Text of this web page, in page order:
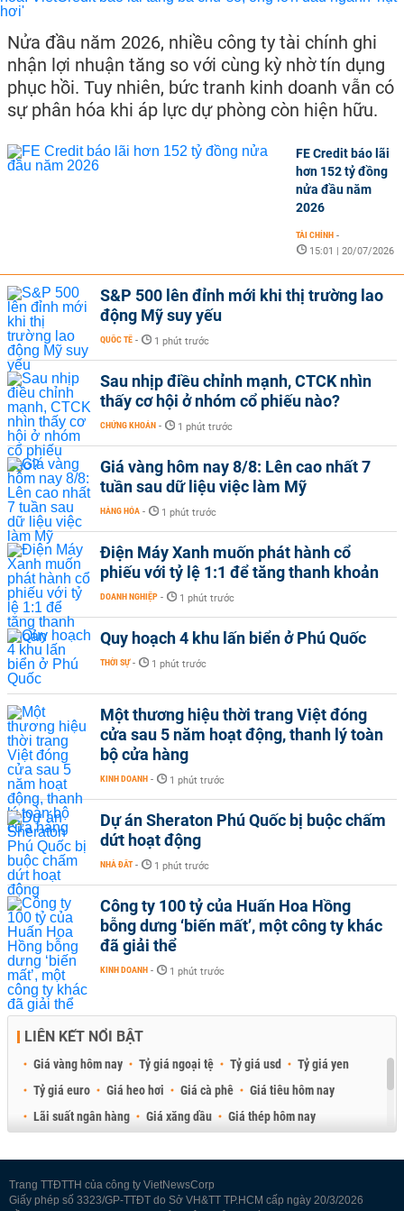
Nửa đầu năm 2026, nhiều công ty tài chính ghi
nhận lợi nhuận tăng so với cùng kỳ nhờ tín dụng
phục hồi. Tuy nhiên, bức tranh kinh doanh vẫn có
sự phân hóa khi áp lực dự phòng còn hiện hữu.
FE Credit báo lãi
hơn 152 tỷ đồng
nửa đầu năm
2026
TÀI CHÍNH -
15:01 | 20/07/2026
S&P 500 lên đỉnh mới khi thị trường lao
động Mỹ suy yếu
QUỐC TẾ - 1 phút trước
Sau nhịp điều chỉnh mạnh, CTCK nhìn
thấy cơ hội ở nhóm cổ phiếu nào?
CHỨNG KHOÁN - 1 phút trước
Giá vàng hôm nay 8/8: Lên cao nhất 7
tuần sau dữ liệu việc làm Mỹ
HÀNG HÓA - 1 phút trước
Điện Máy Xanh muốn phát hành cổ
phiếu với tỷ lệ 1:1 để tăng thanh khoản
DOANH NGHIỆP - 1 phút trước
Quy hoạch 4 khu lấn biển ở Phú Quốc
THỜI SỰ - 1 phút trước
Một thương hiệu thời trang Việt đóng
cửa sau 5 năm hoạt động, thanh lý toàn
bộ cửa hàng
KINH DOANH - 1 phút trước
Dự án Sheraton Phú Quốc bị buộc chấm
dứt hoạt động
NHÀ ĐẤT - 1 phút trước
Công ty 100 tỷ của Huấn Hoa Hồng
bỗng dưng ‘biến mất’, một công ty khác
đã giải thể
KINH DOANH - 1 phút trước
LIÊN KẾT NỔI BẬT
Giá vàng hôm nay Tỷ giá ngoại tệ Tỷ giá usd
Tỷ giá yen
Tỷ giá euro
Giá heo hơi Giá cà phê
Giá tiêu hôm nay
Lãi suất ngân hàng
Giá xăng dầu
Giá thép hôm nay
Trang TTĐTTH của công ty VietNewsCorp
Giấy phép số 3323/GP-TTĐT do Sở VH&TT TP.HCM cấp ngày 20/3/2026